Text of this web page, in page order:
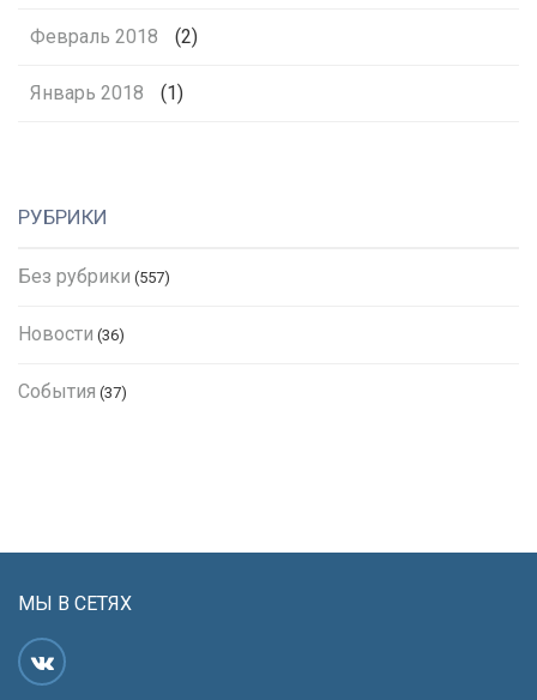
Февраль 2018 (2)
Январь 2018 (1)
РУБРИКИ
Без рубрики (557)
Новости (36)
События (37)
МЫ В СЕТЯХ